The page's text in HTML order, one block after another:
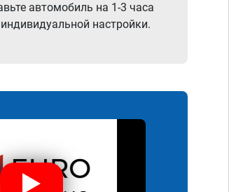
автомобиль на 1-3 часа
настройки.